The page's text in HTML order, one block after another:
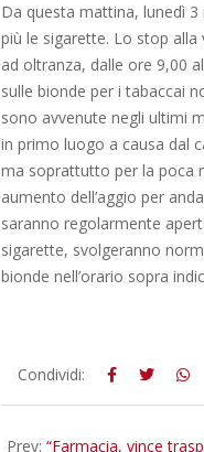
Da questa mattina, lunedì
più le sigarette. Lo stop
ad oltranza, dalle ore 9,00
sulle bionde per i tabaccai
sono avvenute negli ultimi
in primo luogo a causa dal
ma soprattutto per la poca
aumento dell’aggio per
saranno regolarmente
sigarette, svolgeranno
bionde nell’orario sopra
2014-
03-
Condividi:
Prev: “Farmacia, vince